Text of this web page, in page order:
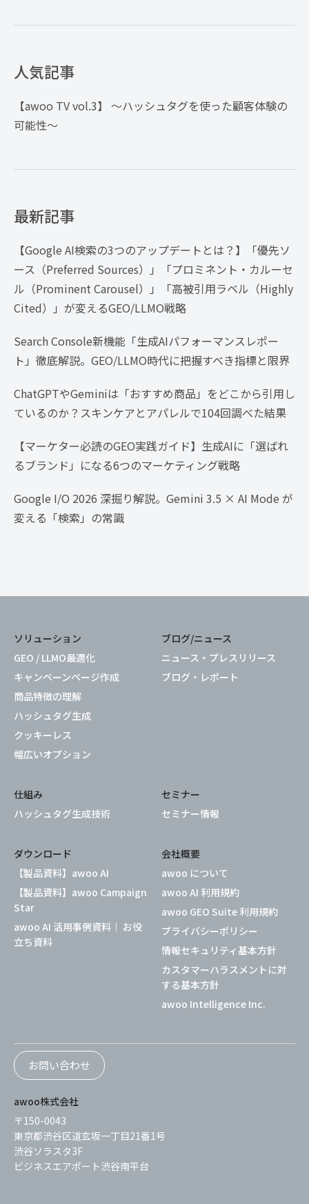
人気記事
【awoo TV vol.3】 〜ハッシュタグを使った顧客体験の
可能性〜
最新記事
【Google AI検索の3つのアップデートとは？】「優先ソ
ース（Preferred Sources）」「プロミネント・カルーセ
ル（Prominent Carousel）」「高被引用ラベル（Highly
Cited）」が変えるGEO/LLMO戦略
Search Console新機能「生成AIパフォーマンスレポー
ト」徹底解説。GEO/LLMO時代に把握すべき指標と限界
ChatGPTやGeminiは「おすすめ商品」をどこから引用し
ているのか？スキンケアとアパレルで104回調べた結果
【マーケター必読のGEO実践ガイド】生成AIに「選ばれ
るブランド」になる6つのマーケティング戦略
Google I/O 2026 深掘り解説。Gemini 3.5 × AI Mode が
変える「検索」の常識
ソリューション
GEO / LLMO最適化
キャンペーンページ作成
商品特徴の理解
ハッシュタグ生成
クッキーレス
幅広いオプション
ブログ/ニュース
ニュース・プレスリリース
ブログ・レポート
仕組み
ハッシュタグ生成技術
セミナー
セミナー情報
ダウンロード
【製品資料】awoo AI
【製品資料】awoo Campaign
Star
awoo AI 活用事例資料｜ お役
立ち資料
会社概要
awoo について
awoo AI 利用規約
awoo GEO Suite 利用規約
プライバシーポリシー
情報セキュリティ基本方針
カスタマーハラスメントに対
する基本方針
awoo Intelligence Inc.
お問い合わせ
awoo株式会社
〒150-0043
東京都渋谷区道玄坂一丁目21番1号
渋谷ソラスタ3F
ビジネスエアポート渋谷南平台